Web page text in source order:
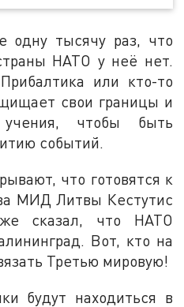
одну тысячу раз, что
НАТО у неё нет.
или кто-то
свои границы и
чтобы быть
событий.
что готовятся к
МИД Литвы Кестутис
сказал, что НАТО
Вот, кто на
Третью мировую!
будут находиться в